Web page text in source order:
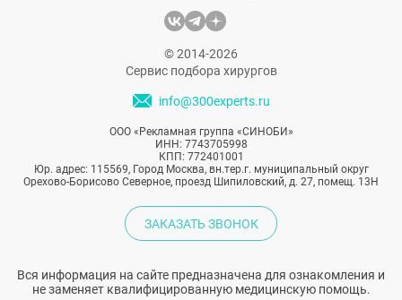
© 2014-2026
Сервис подбора хирургов
info@300experts.ru
ООО «Рекламная группа «СИНОБИ»
ИНН: 7743705998
КПП: 772401001
Юр. адрес: 115569, Город Москва, вн.тер.г. муниципальный округ
Орехово-Борисово Северное, проезд Шипиловский, д. 27, помещ. 13Н
ЗАКАЗАТЬ ЗВОНОК
Вся информация на сайте предназначена для ознакомления и
не заменяет квалифицированную медицинскую помощь.